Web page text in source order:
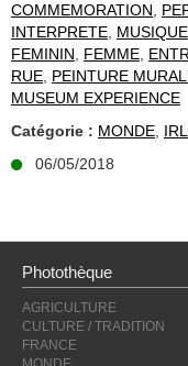
COMMEMORATION,
INTERPRETE, MUSIQUE
FEMININ, FEMME,
RUE, PEINTURE
MUSEUM EXPERIENCE
Catégorie : MONDE,
06/05/2018
Photothèque
AGRICULTURE
CULTURE / TRADITION
FRANCE